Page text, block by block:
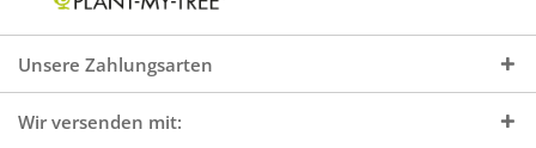
Unsere Zahlungsarten
Wir versenden mit: